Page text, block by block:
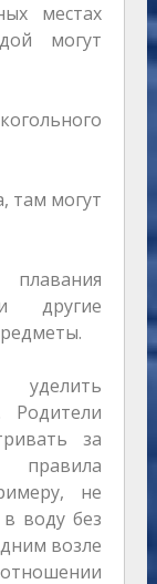
местах
могут
там могут
другие
Родители
за
не
воду без
возле